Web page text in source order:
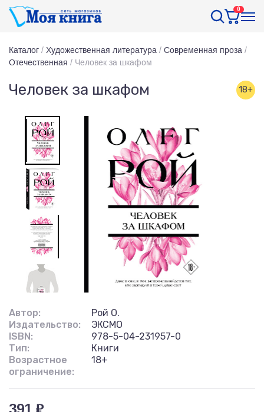
0
Каталог / Художественная литература / Современная проза /
Отечественная / Человек за шкафом
Человек за шкафом 18+
Автор:
Рой О.
Издательство:
ЭКСМО
ISBN:
978-5-04-231957-0
Тип:
Книги
Возрастное
ограничение:
18+
391 ₽